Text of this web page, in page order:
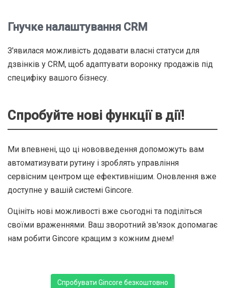
Гнучке налаштування CRM
З'явилася можливість додавати власні статуси для
дзвінків у CRM, щоб адаптувати воронку продажів під
специфіку вашого бізнесу.
Спробуйте нові функції в дії!
Ми впевнені, що ці нововведення допоможуть вам
автоматизувати рутину і зроблять управління
сервісним центром ще ефективнішим. Оновлення вже
доступне у вашій системі Gincore.
Оцініть нові можливості вже сьогодні та поділіться
своїми враженнями. Ваш зворотний зв'язок допомагає
нам робити Gincore кращим з кожним днем!
Спробувати Gincore безкоштовно